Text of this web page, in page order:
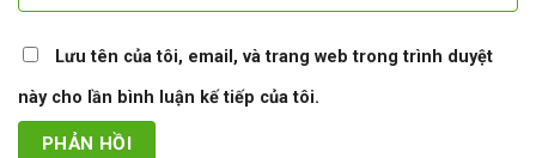
Lưu tên của tôi, email, và trang web trong trình duyệt
này cho lần bình luận kế tiếp của tôi.